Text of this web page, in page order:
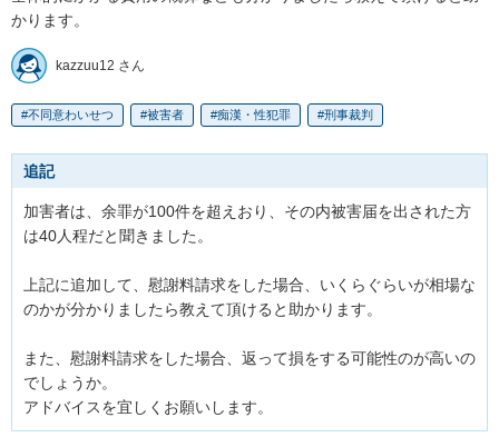
かります。
kazzuu12 さん
不同意わいせつ 被害者 痴漢・性犯罪 刑事裁判
追記
加害者は、余罪が100件を超えおり、その内被害届を出された方
は40人程だと聞きました。
上記に追加して、慰謝料請求をした場合、いくらぐらいが相場な
のかが分かりましたら教えて頂けると助かります。
また、慰謝料請求をした場合、返って損をする可能性のが高いの
でしょうか。
アドバイスを宜しくお願いします。